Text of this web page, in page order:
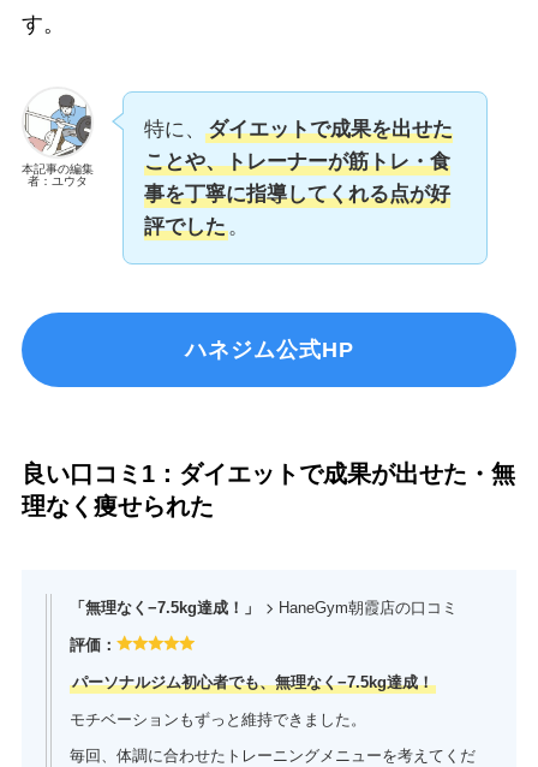
す。
本記事の編集
者：ユウタ
特に、
ダイエットで成果を出せた
ことや、トレーナーが筋トレ・食
事を丁寧に指導してくれる点が好
評でした。
ハネジム公式HP
良い口コミ1：ダイエットで成果が出せた・無
理なく痩せられた
「無理なく−7.5kg達成！」 HaneGym朝霞店の口コミ
評価：
パーソナルジム初心者でも、無理なく−7.5kg達成！
モチベーションもずっと維持できました。
毎回、体調に合わせたトレーニングメニューを考えてくだ